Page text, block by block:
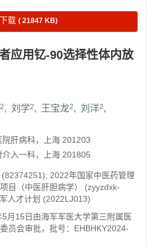
载 ( 21847 KB)
应用钇-90选择性体内放
2, 刘学2, 王宝龙2, 刘洋2,
院肝病科，上海 201203
介入一科，上海 201805
(82374251); 2022年国家中医药管理
目（中医肝胆病学）
(zyyzdxk-
人才计划 (2022LJ013)
月15日由海军军医大学第三附属医
员会审批，批号：EHBHKY2024-